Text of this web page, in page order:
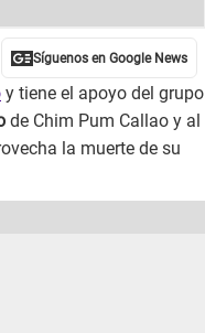
y tiene el apoyo del grupo
de Chim Pum Callao y al
la muerte de su